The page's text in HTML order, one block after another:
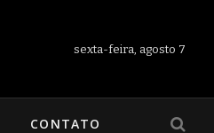
sexta-feira, agosto 7
CONTATO